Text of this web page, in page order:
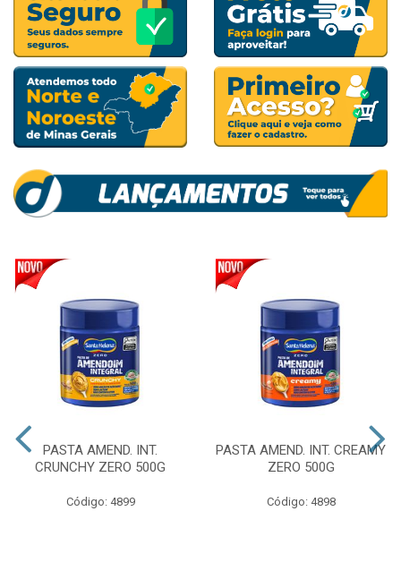
PASTA AMEND. INT.
CRUNCHY ZERO 500G
Código: 4899
PASTA AMEND. INT. CREAMY
ZERO 500G
Código: 4898